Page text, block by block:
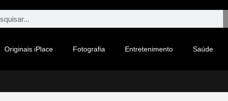
Originais iPlace Fotografia Entretenimento Saúde